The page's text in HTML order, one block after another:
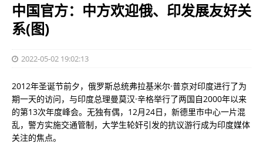
中国官方：中方欢迎俄、印发展友好关
系(图)
2022-05-02 19:02:13
2012年圣诞节前夕，俄罗斯总统弗拉基米尔·普京对印度进行了为
期一天的访问，与印度总理曼莫汉·辛格举行了两国自2000年以来
的第13次年度峰会。无独有偶，12月24日，新德里市中心一片混
乱，警方实施交通管制，大学生轮奸引发的抗议游行成为印度媒体
关注的焦点。